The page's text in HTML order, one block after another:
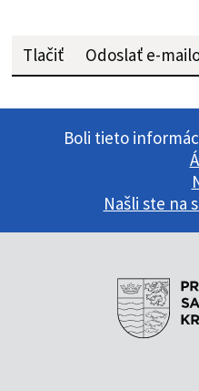
Tlačiť Odoslať e-
Boli tieto
Našli ste na